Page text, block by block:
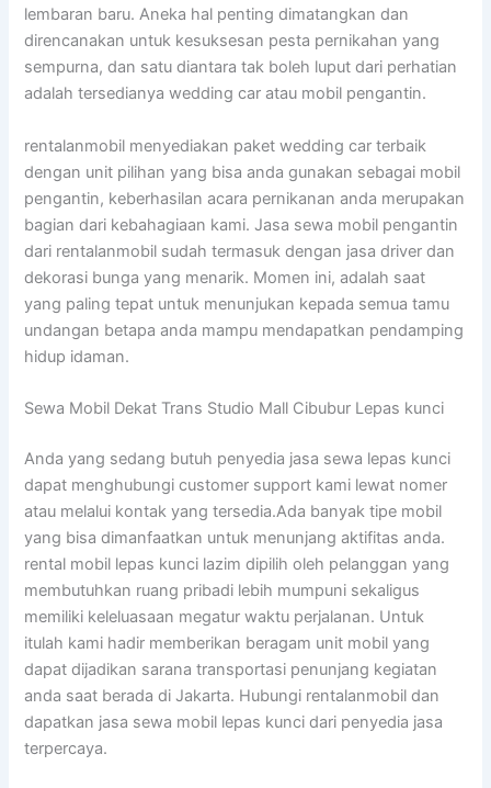
lembaran baru. Aneka hal penting dimatangkan dan
direncanakan untuk kesuksesan pesta pernikahan yang
sempurna, dan satu diantara tak boleh luput dari perhatian
adalah tersedianya wedding car atau mobil pengantin.
rentalanmobil menyediakan paket wedding car terbaik
dengan unit pilihan yang bisa anda gunakan sebagai mobil
pengantin, keberhasilan acara pernikanan anda merupakan
bagian dari kebahagiaan kami. Jasa sewa mobil pengantin
dari rentalanmobil sudah termasuk dengan jasa driver dan
dekorasi bunga yang menarik. Momen ini, adalah saat
yang paling tepat untuk menunjukan kepada semua tamu
undangan betapa anda mampu mendapatkan pendamping
hidup idaman.
Sewa Mobil Dekat Trans Studio Mall Cibubur Lepas kunci
Anda yang sedang butuh penyedia jasa sewa lepas kunci
dapat menghubungi customer support kami lewat nomer
atau melalui kontak yang tersedia.Ada banyak tipe mobil
yang bisa dimanfaatkan untuk menunjang aktifitas anda.
rental mobil lepas kunci lazim dipilih oleh pelanggan yang
membutuhkan ruang pribadi lebih mumpuni sekaligus
memiliki keleluasaan megatur waktu perjalanan. Untuk
itulah kami hadir memberikan beragam unit mobil yang
dapat dijadikan sarana transportasi penunjang kegiatan
anda saat berada di Jakarta. Hubungi rentalanmobil dan
dapatkan jasa sewa mobil lepas kunci dari penyedia jasa
terpercaya.